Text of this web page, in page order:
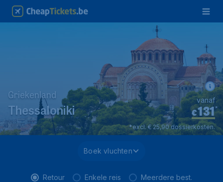
Griekenland
Thessaloniki €131*
vanaf
*excl. € 25,90 dossierkosten.
Boek vluchten
Retour Enkele reis Meerdere best.